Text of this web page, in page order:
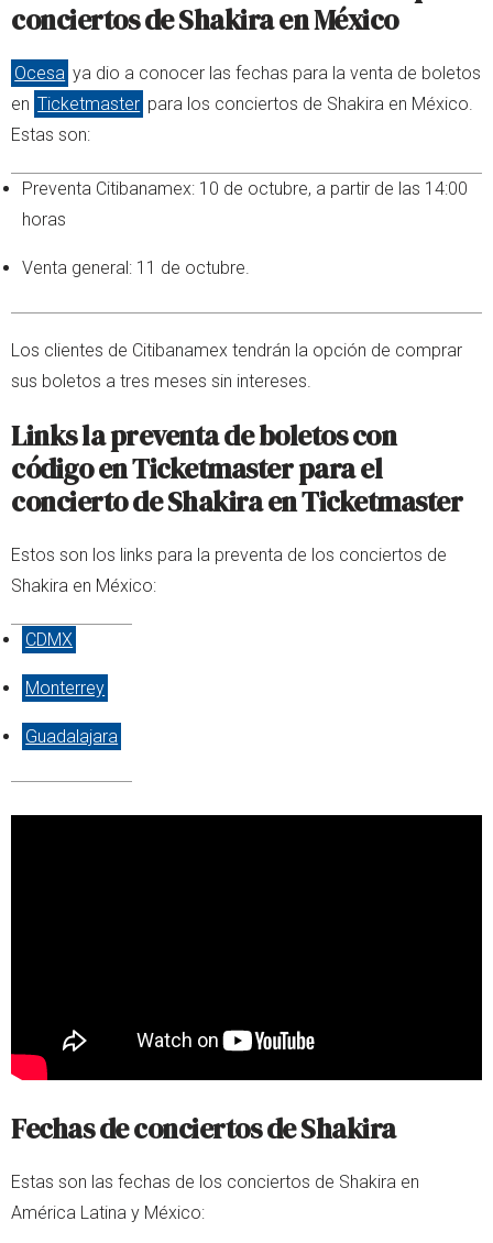
conciertos de Shakira en México
Ocesa ya dio a conocer las fechas para la venta de boletos
en Ticketmaster para los conciertos de Shakira en México.
Estas son:
Preventa Citibanamex: 10 de octubre, a partir de las 14:00
horas
Venta general: 11 de octubre.
Los clientes de Citibanamex tendrán la opción de comprar
sus boletos a tres meses sin intereses.
Links la preventa de boletos con
código en Ticketmaster para el
concierto de Shakira en Ticketmaster
Estos son los links para la preventa de los conciertos de
Shakira en México:
CDMX
Monterrey
Guadalajara
Fechas de conciertos de Shakira
Estas son las fechas de los conciertos de Shakira en
América Latina y México: